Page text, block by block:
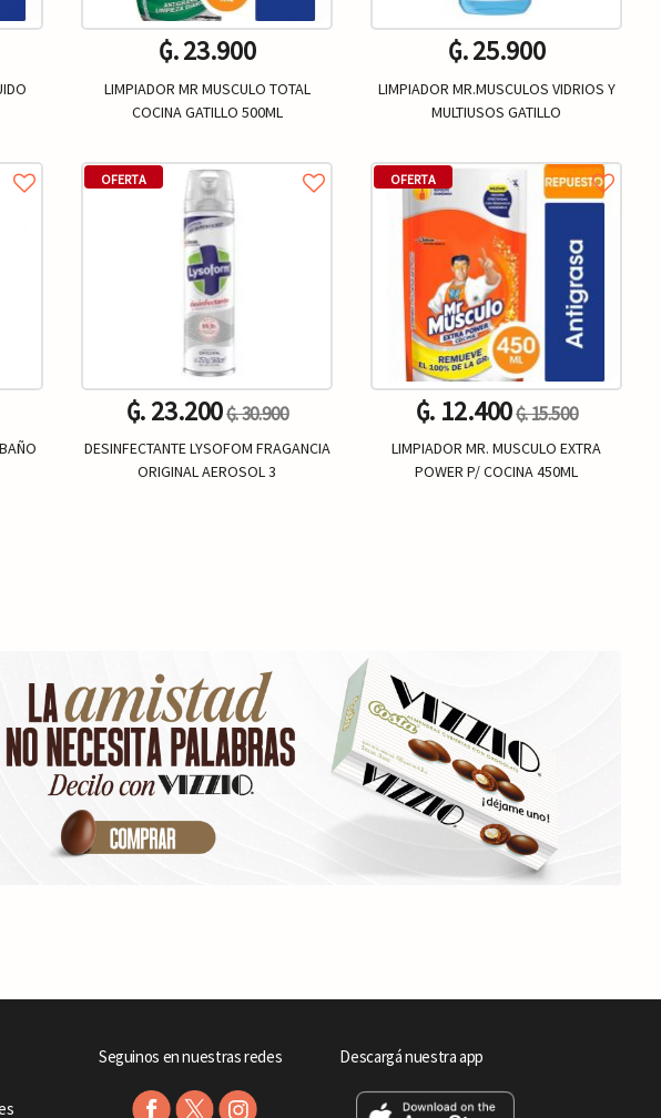
₲. 23.900
LIMPIADOR MR MUSCULO TOTAL
COCINA GATILLO 500ML
OFERTA
₲. 23.200₲. 30.900
DESINFECTANTE LYSOFOM FRAGANCIA
ORIGINAL AEROSOL 3
₲. 25.900
LIMPIADOR MR.MUSCULOS VIDRIOS Y
MULTIUSOS GATILLO
OFERTA
₲. 12.400₲. 15.500
LIMPIADOR MR. MUSCULO EXTRA
POWER P/ COCINA 450ML
Seguinos en nuestras redes Descargá nuestra app